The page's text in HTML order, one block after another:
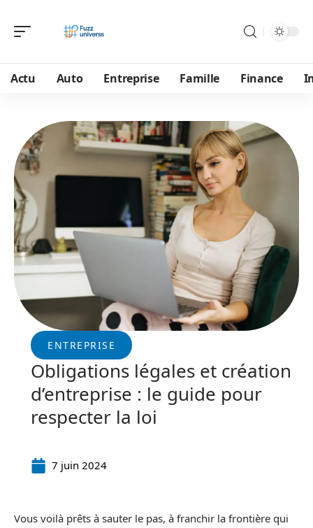
Actu Auto Entreprise Famille Finance
ENTREPRISE
Obligations légales et création
d’entreprise : le guide pour
respecter la loi
7 juin 2024
Vous voilà prêts à sauter le pas, à franchir la frontière qui